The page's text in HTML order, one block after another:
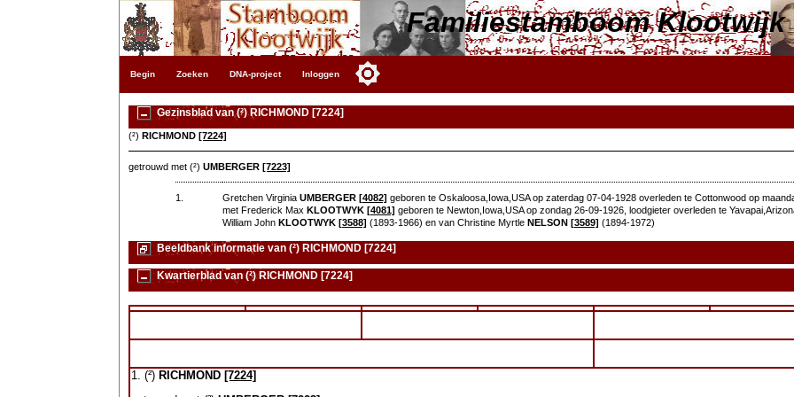
Familiestamboom Klootwijk
Begin Zoeken DNA-project Inloggen
Gezinsblad van (²) RICHMOND [7224]
(²)RICHMOND [7224]
getrouwd met (²)UMBERGER [7223]
1. Gretchen Virginia UMBERGER [4082] geboren te Oskaloosa,Iowa,USA op zaterdag 07-04-1928 overleden te Cottonwood op
met Frederick Max KLOOTWYK [4081] geboren te Newton,Iowa,USA op zondag 26-09-1926, loodgieter overleden te
William John KLOOTWYK [3588] (1893-1966) en van Christine Myrtle NELSON [3589] (1894-1972)
Beeldbank informatie van (²) RICHMOND [7224]
Kwartierblad van (²) RICHMOND [7224]
1. (²) RICHMOND [7224]